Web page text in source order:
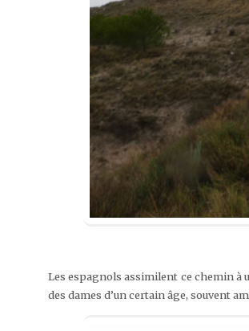
Les espagnols assimilent ce chemin à
des dames d’un certain âge, souvent